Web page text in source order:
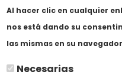
Al hacer clic en cualquier
nos está dando su
las mismas en su
Necesarias
Informes y
Perfil del contratante
Oficinas de Turismo